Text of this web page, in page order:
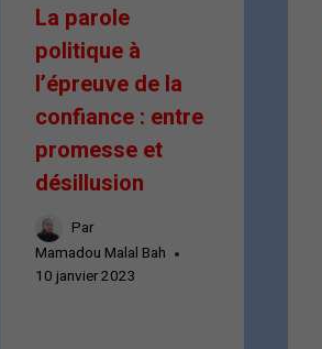
La parole
politique à
l’épreuve de la
confiance : entre
promesse et
désillusion
Par
Mamadou Malal Bah
10 janvier 2023